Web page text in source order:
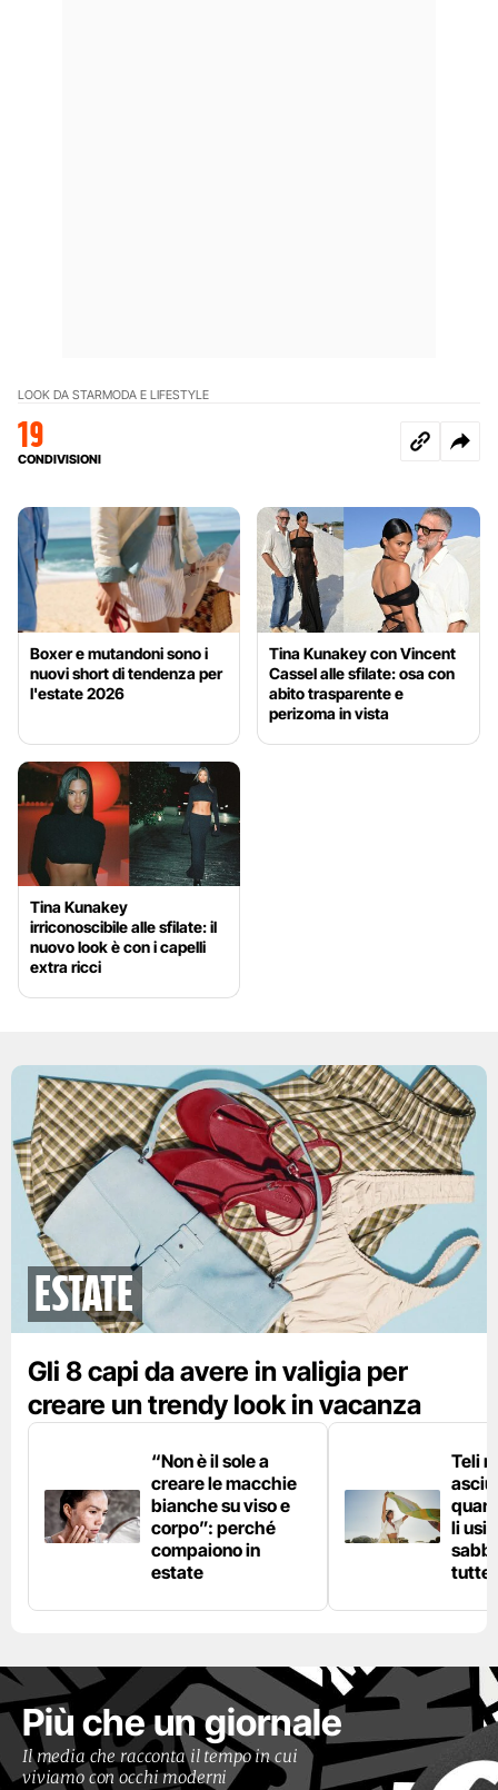
LOOK DA STARMODA E LIFESTYLE
19
CONDIVISIONI
Boxer e mutandoni sono i
nuovi short di tendenza per
l'estate 2026
Tina Kunakey con Vincent
Cassel alle sfilate: osa con
abito trasparente e
perizoma in vista
Tina Kunakey
irriconoscibile alle sfilate: il
nuovo look è con i capelli
extra ricci
Estate
Gli 8 capi da avere in valigia per
creare un trendy look in vacanza
“Non è il sole a
creare le macchie
bianche su viso e
corpo”: perché
compaiono in
estate
Teli
li
tutte
Più che un giornale
Il media che racconta il tempo in cui
viviamo con occhi moderni